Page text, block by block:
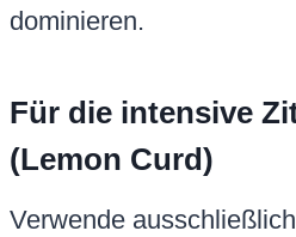
dominieren.
Für die intensive
(Lemon Curd)
Verwende